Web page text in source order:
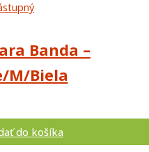
Banda –
M/Biela
do košíka